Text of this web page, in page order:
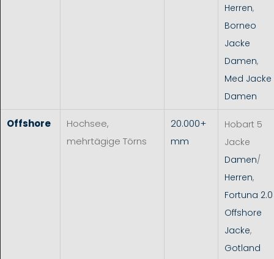
Herren,
Borneo
Jacke
Damen,
Med Jacke
Damen
Offshore
Hochsee,
mehrtägige Törns
20.000+
mm
Hobart 5
Jacke
Damen/
Herren,
Fortuna 2.0
Offshore
Jacke,
Gotland